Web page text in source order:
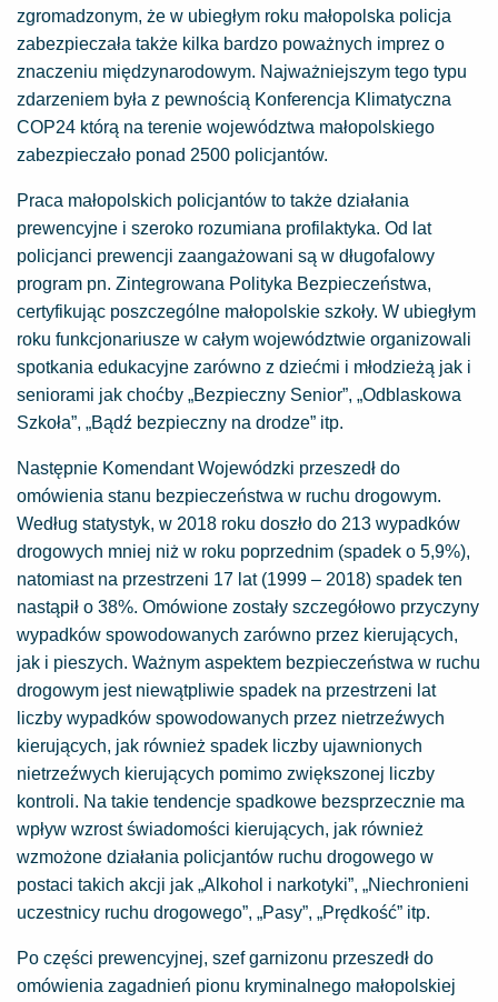
zgromadzonym, że w ubiegłym roku małopolska policja
zabezpieczała także kilka bardzo poważnych imprez o
znaczeniu międzynarodowym. Najważniejszym tego typu
zdarzeniem była z pewnością Konferencja Klimatyczna
COP24 którą na terenie województwa małopolskiego
zabezpieczało ponad 2500 policjantów.
Praca małopolskich policjantów to także działania
prewencyjne i szeroko rozumiana profilaktyka. Od lat
policjanci prewencji zaangażowani są w długofalowy
program pn. Zintegrowana Polityka Bezpieczeństwa,
certyfikując poszczególne małopolskie szkoły. W ubiegłym
roku funkcjonariusze w całym województwie organizowali
spotkania edukacyjne zarówno z dziećmi i młodzieżą jak i
seniorami jak choćby „Bezpieczny Senior”, „Odblaskowa
Szkoła”, „Bądź bezpieczny na drodze” itp.
Następnie Komendant Wojewódzki przeszedł do
omówienia stanu bezpieczeństwa w ruchu drogowym.
Według statystyk, w 2018 roku doszło do 213 wypadków
drogowych mniej niż w roku poprzednim (spadek o 5,9%),
natomiast na przestrzeni 17 lat (1999 – 2018) spadek ten
nastąpił o 38%. Omówione zostały szczegółowo przyczyny
wypadków spowodowanych zarówno przez kierujących,
jak i pieszych. Ważnym aspektem bezpieczeństwa w ruchu
drogowym jest niewątpliwie spadek na przestrzeni lat
liczby wypadków spowodowanych przez nietrzeźwych
kierujących, jak również spadek liczby ujawnionych
nietrzeźwych kierujących pomimo zwiększonej liczby
kontroli. Na takie tendencje spadkowe bezsprzecznie ma
wpływ wzrost świadomości kierujących, jak również
wzmożone działania policjantów ruchu drogowego w
postaci takich akcji jak „Alkohol i narkotyki”, „Niechronieni
uczestnicy ruchu drogowego”, „Pasy”, „Prędkość” itp.
Po części prewencyjnej, szef garnizonu przeszedł do
omówienia zagadnień pionu kryminalnego małopolskiej